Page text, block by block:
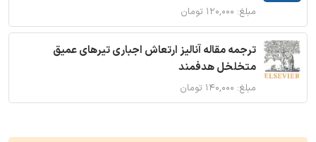
مبلغ: ۱۲۰,۰۰۰ تومان
ترجمه مقاله آنالیز ارتعاش اجباری تیرهای عمیق
متخلخل هدفمند
مبلغ: ۱۴۰,۰۰۰ تومان